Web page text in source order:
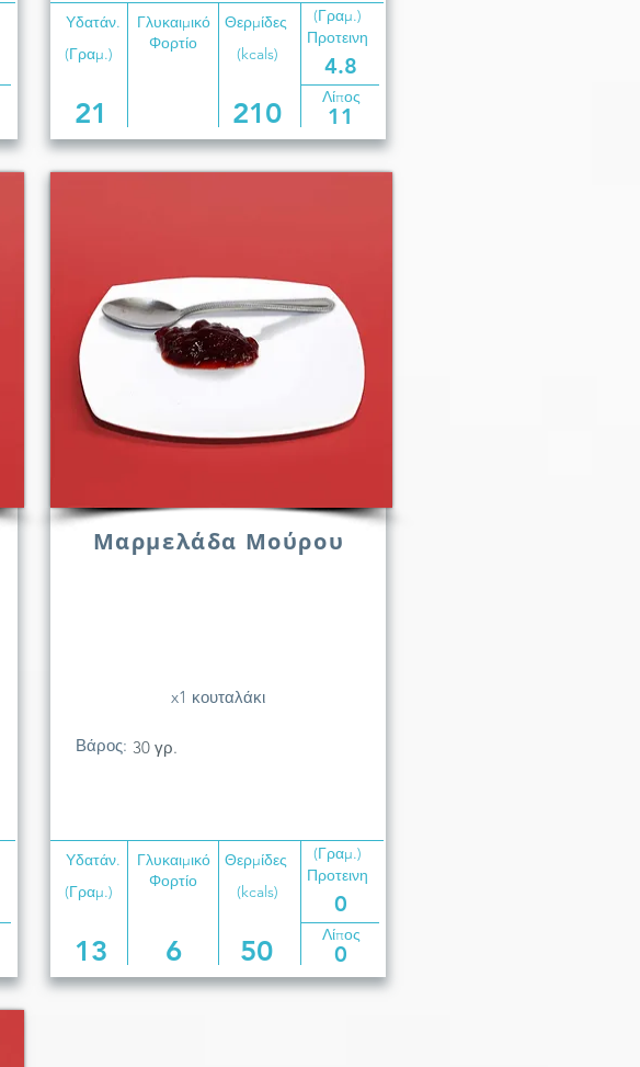
Υδατάν.
Γλυκαιμικό
Φορτίο
(Γραμ.)
Θερμίδες
(kcals)
Προτεινη
4.8
(Γραμ.)
21 210 Λίπος
11
Μαρμελάδα Μούρου
x1 κουταλάκι
Βάρος: 30 γρ.
Υδατάν.
Γλυκαιμικό
Φορτίο
(Γραμ.)
Θερμίδες
(kcals)
Προτεινη
0
(Γραμ.)
13 6 50 Λίπος
0